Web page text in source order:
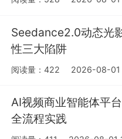
Seedance2.0动态光
性三大陷阱
阅读量：422 2026-08-01
AI视频商业智能体平
全流程实践